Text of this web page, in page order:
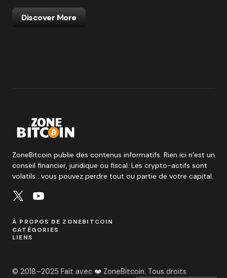
Discover More
ZoneBitcoin publie des contenus informatifs. Rien ici n’est un
conseil financier, juridique ou fiscal. Les crypto-actifs sont
volatils : vous pouvez perdre tout ou partie de votre capital.
À PROPOS DE ZONEBITCOIN
CATÉGORIES
LIENS
© 2018–2025 Fait avec ❤️ ZoneBitcoin. Tous droits